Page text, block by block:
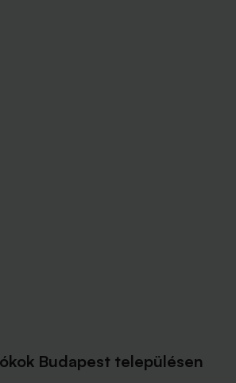
Budapest településen